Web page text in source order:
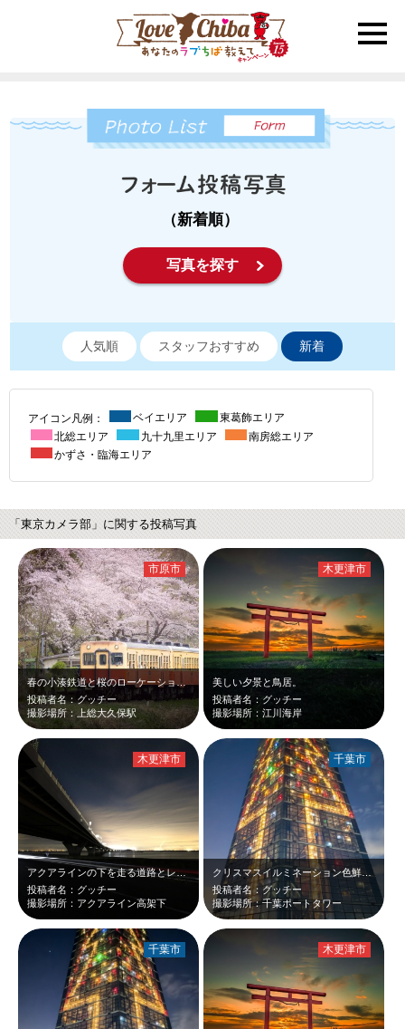
toggle
（新着順）
写真を探す
人気順 スタッフおすすめ 新着
アイコン凡例： ベイエリア
東葛飾エリア
北総エリア
九十九里エリア
南房総エリア
かずさ・臨海エリア
「東京カメラ部」に関する投稿写真
投稿者名：グッチー
撮影場所：上総大久保駅
市原市
美しい夕景と鳥居。
投稿者名：グッチー
撮影場所：江川海岸
木更津市
アクアラインの下を走る道路とレザービーム✨️
投稿者名：グッチー
撮影場所：アクアライン高架下
木更津市
クリスマスイルミネーション色鮮やかで癒されました。
投稿者名：グッチー
撮影場所：千葉ポートタワー
千葉市
千葉市 木更津市